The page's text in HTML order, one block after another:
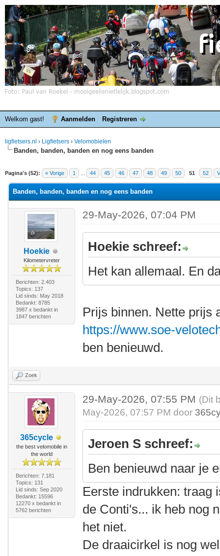
Welkom gast! Aanmelden Registreren
ligfietsers.nl › Ligfietsers › Velomobielen
Banden, banden, banden en nog eens banden
Pagina's (52): « Vorige 1 44 45 46 47 48 49 50 51 52
waardering is 3
Banden, banden, banden en nog eens banden
Hoekie
Kilometervreter
Berichten: 2.403
Topics: 137
Lid sinds: May 2018
Bedankt: 8785
3987 x bedankt in
1847 berichten
29-May-2026, 07:04 PM
Hoekie schreef:
Het kan allemaal. En
Prijs binnen. Nette prijs
https://www.soe-
ben benieuwd.
Zoek
365cycle
the best velomobile in
the world
Berichten: 7.181
Topics: 131
Lid sinds: Sep 2020
Bedankt: 15596
12270 x bedankt in
5762 berichten
29-May-2026, 07:55 PM (Dit
May-2026, 07:57 PM door
Jeroen S schreef:
Ben benieuwd naar je
Eerste indrukken: traag
de Conti's... ik heb nog
het niet.
De draaicirkel is nog